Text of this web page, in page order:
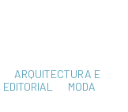
ARQUITECTURA E
EDITORIAL
MODA